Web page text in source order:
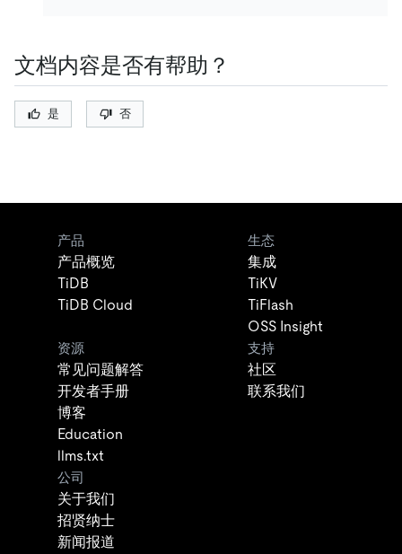
文档内容是否有帮助？
是 否
产品
产品概览
TiDB
TiDB Cloud
生态
集成
TiKV
TiFlash
OSS Insight
资源
常见问题解答
开发者手册
博客
Education
llms.txt
支持
社区
联系我们
公司
关于我们
招贤纳士
新闻报道